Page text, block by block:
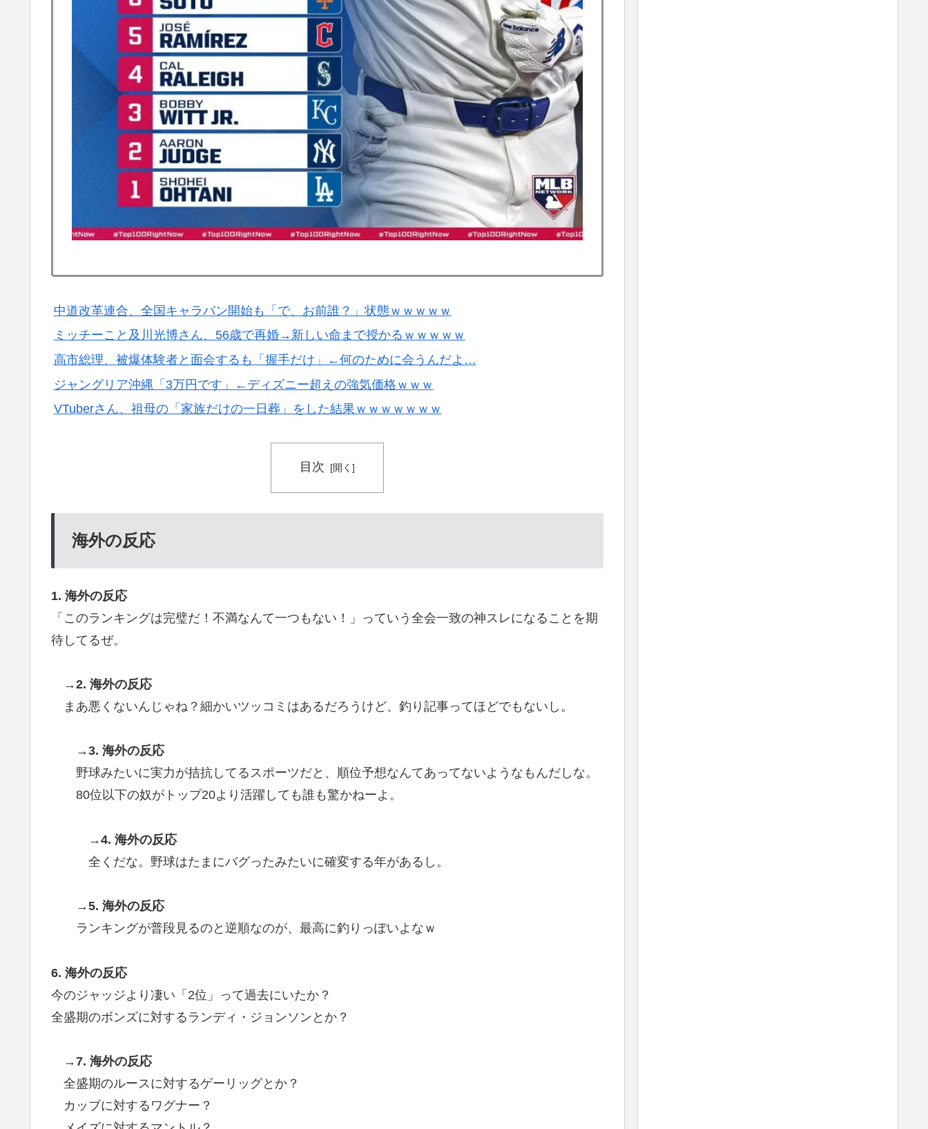
韓国人「日本メディアが2002年ワールドカップ韓国準決勝も調査すべきと主張！」→「英国メディア
も一斉に指摘‥」
韓国人「熊本地震で見る日本の土木技術の完全勝利をご覧ください」→「これはすごいわ」「こうい
うのを見ると日本人は何か適当に作る感じがしない・・・」「あれがまさに経験値である」
外国人「俺達が見かけたヤバすぎる髪型を集めてみたｗｗｗｗ」
海外「素晴らしい！」日本が買収したUSスチール驚異の大復活に米国人が大喜び
海外「日本なんて行くんじゃなかった…」 日本を知ってしまったディズニー信者、帰国後『本家』に
失望する事態に
海外「親が買った覚えのないプレゼントが山積みなのに誰も騒がない」サンタ映画最大の設定の
穴…？
▶ 【海外の反応】アルゼンチン協会、FIFA会長に断固たる支持を表明「隠す気もないんだなｗ」
▶ 【伝説の100得点、いまだ都市伝説扱い】海外「バムの83点でようやく信じた」
▶ 外国人「日本の未来は安泰だ」16歳MF三井寺眞、衝撃ゴール！久保建英超え歴代2位の記録！3得点に
中道改革連合、全国キャラバン開始も「で、お前誰？」状態ｗｗｗｗｗ
ミッチーこと及川光博さん、56歳で再婚→新しい命まで授かるｗｗｗｗｗ
高市総理、被爆体験者と面会するも「握手だけ」←何のために会うんだよ…
ジャングリア沖縄「3万円です」←ディズニー超えの強気価格ｗｗｗ
VTuberさん、祖母の「家族だけの一日葬」をした結果ｗｗｗｗｗｗｗ
目次
海外の反応
1. 海外の反応
「このランキングは完璧だ！不満なんて一つもない！」っていう全会一致の神スレになることを期
待してるぜ。
→2. 海外の反応
まあ悪くないんじゃね？細かいツッコミはあるだろうけど、釣り記事ってほどでもないし。
→3. 海外の反応
野球みたいに実力が拮抗してるスポーツだと、順位予想なんてあってないようなもんだしな。
80位以下の奴がトップ20より活躍しても誰も驚かねーよ。
→4. 海外の反応
全くだな。野球はたまにバグったみたいに確変する年があるし。
→5. 海外の反応
ランキングが普段見るのと逆順なのが、最高に釣りっぽいよなｗ
6. 海外の反応
今のジャッジより凄い「2位」って過去にいたか？
全盛期のボンズに対するランディ・ジョンソンとか？
→7. 海外の反応
全盛期のルースに対するゲーリッグとか？
カッブに対するワグナー？